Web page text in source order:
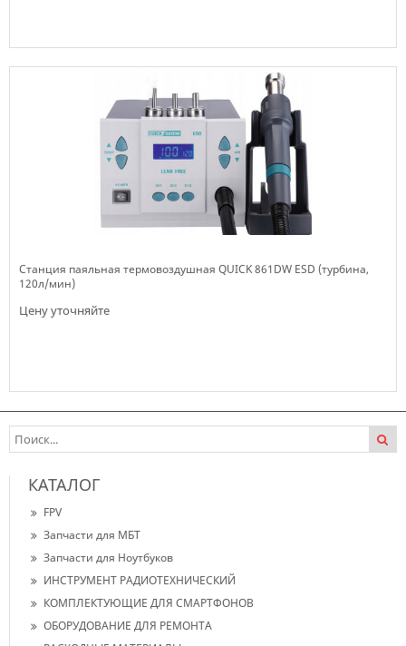
Станция паяльная термовоздушная QUICK 861DW ESD (турбина,
120л/мин)
Цену уточняйте
КАТАЛОГ
FPV
Запчасти для МБТ
Запчасти для Ноутбуков
ИНСТРУМЕНТ РАДИОТЕХНИЧЕСКИЙ
КОМПЛЕКТУЮЩИЕ ДЛЯ СМАРТФОНОВ
ОБОРУДОВАНИЕ ДЛЯ РЕМОНТА